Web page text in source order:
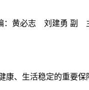
必志 刘建勇 副
、生活稳定的重要